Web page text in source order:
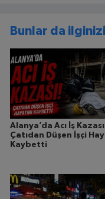
Bunlar da
Alanya’da Acı İş
Çatıdan Düşen İşçi
Kaybetti